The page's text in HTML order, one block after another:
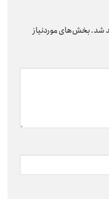
شد.بخش‌های موردنیاز